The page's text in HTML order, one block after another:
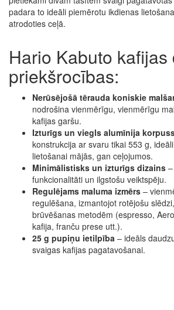
padara to ideāli piemērotu ikdienas
atrodoties ceļā.
Hario Kabuto kafijas
priekšrocības:
Nerūsējošā tērauda koniskie
nodrošina vienmērīgu, vienmērīgu
kafijas garšu.
Izturīgs un viegls alumīnija
konstrukcija ar svaru tikai 553 g,
lietošanai mājās, gan ceļojumos.
Minimālistisks un izturīgs dizains
funkcionalitāti un ilgstošu veiktspēju.
Regulējams maluma izmērs –
regulēšana, izmantojot rotējošu
brūvēšanas metodēm (espresso,
kafija, franču prese utt.).
25 g pupiņu ietilpība – ideāls
svaigas kafijas pagatavošanai.